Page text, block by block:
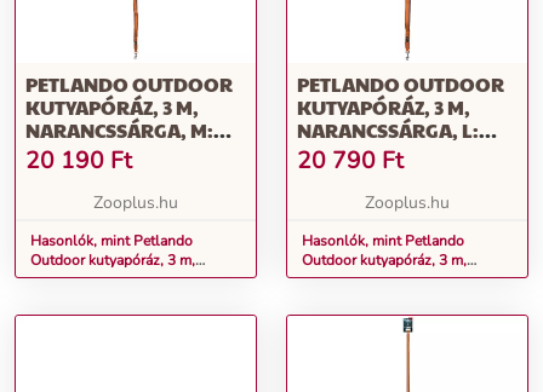
PETLANDO OUTDOOR
KUTYAPÓRÁZ, 3 M,
NARANCSSÁRGA, M:
300CM HOSSZÚ, 20MM
20 190 Ft
Zooplus.hu
Hasonlók, mint Petlando
Outdoor kutyapóráz, 3 m,
narancssárga, M: 300cm
PETLANDO OUTDOOR
KUTYAPÓRÁZ, 3 M,
NARANCSSÁRGA, L:
300CM HOSSZÚ, 30MM
SZÉLES
20 790 Ft
Zooplus.hu
Hasonlók, mint Petlando
Outdoor kutyapóráz, 3 m,
narancssárga, L: 300cm hosszú,